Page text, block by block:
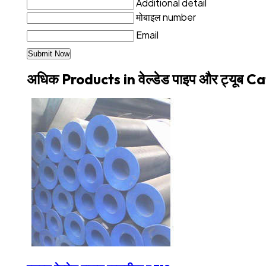
Additional detail
मोबाइल number
Email
अधिक Products in वेल्डेड पाइप और ट्यूब